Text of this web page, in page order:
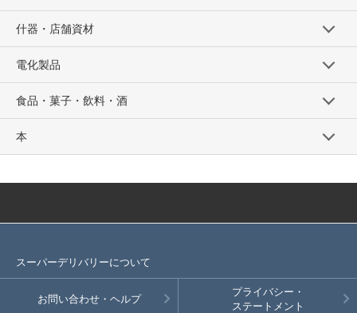
什器・店舗資材
電化製品
食品・菓子・飲料・酒
本
スーパーデリバリーについて
お問い合わせ・ヘルプ
プライバシー・
ステートメント